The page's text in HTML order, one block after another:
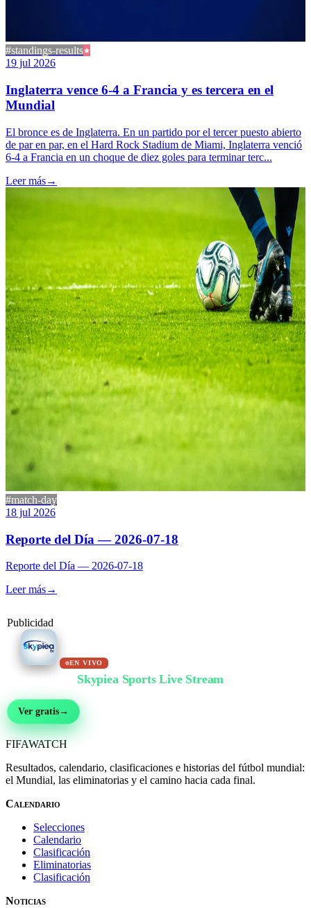
#standings-results
19 jul 2026
Inglaterra vence 6-4 a Francia y es tercera en el
Mundial
El bronce es de Inglaterra. En un partido por el tercer puesto abierto
de par en par, en el Hard Rock Stadium de Miami, Inglaterra venció
6-4 a Francia en un choque de diez goles para terminar terc...
Leer más→
#match-day
18 jul 2026
Reporte del Día — 2026-07-18
Reporte del Día — 2026-07-18
Leer más→
Publicidad
EN VIVO
Skypiea Sports Live Stream
Ver gratis→
FIFAWATCH
Resultados, calendario, clasificaciones e historias del fútbol mundial:
el Mundial, las eliminatorias y el camino hacia cada final.
Calendario
Selecciones
Calendario
Clasificación
Eliminatorias
Clasificación
Noticias